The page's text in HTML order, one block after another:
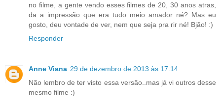
no filme, a gente vendo esses filmes de 20, 30 anos atras,
da a impressão que era tudo meio amador né? Mas eu
gosto, deu vontade de ver, nem que seja pra rir né! Bjão! :)
Responder
Anne Viana 29 de dezembro de 2013 às 17:14
Não lembro de ter visto essa versão..mas já vi outros desse
mesmo filme :)